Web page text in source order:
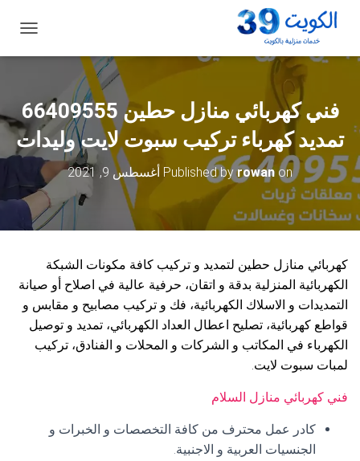
ب
ل
ا
ل
ت
ل
فني كهربائي منازل حطين 66409555
تمديد كهرباء تركيب سبوت لايت وليدات
Published byrowanon أغسطس 9, 2021
كهربائي منازل حطين لتمديد و تركيب كافة مكونات الشبكة
الكهربائية المنزلية بدقة و اتقان، حرفية عالية في اصلاح أو صيانة
التمديدات و الاسلاك الكهربائية، فك و تركيب مصابيح و مقابس و
قواطع كهربائية، تصليح اعطال العداد الكهربائي، تمديد و توصيل
الكهرباء في المكاتب و الشركات و المحلات و الفنادق، تركيب
لمبات سبوت لايت.
فني كهربائي منازل السلام
كادر عمل محترف من كافة التخصصات و الخبرات و
الجنسيات العربية و الاجنبية.